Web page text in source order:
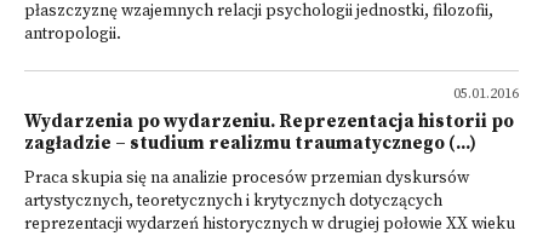
płaszczyznę wzajemnych relacji psychologii jednostki, filozofii,
antropologii.
05.01.2016
Wydarzenia po wydarzeniu. Reprezentacja historii po
zagładzie – studium realizmu traumatycznego (...)
Praca skupia się na analizie procesów przemian dyskursów
artystycznych, teoretycznych i krytycznych dotyczących
reprezentacji wydarzeń historycznych w drugiej połowie XX wieku